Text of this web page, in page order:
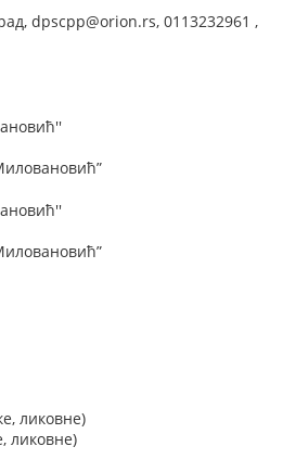
dpscpp@orion.rs, 0113232961 ,
ликовне)
ликовне)